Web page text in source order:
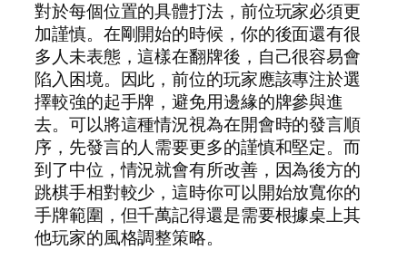
對於每個位置的具體打法，前位玩家必須更
加謹慎。在剛開始的時候，你的後面還有很
多人未表態，這樣在翻牌後，自己很容易會
陷入困境。因此，前位的玩家應該專注於選
擇較強的起手牌，避免用邊緣的牌參與進
去。可以將這種情況視為在開會時的發言順
序，先發言的人需要更多的謹慎和堅定。而
到了中位，情況就會有所改善，因為後方的
跳棋手相對較少，這時你可以開始放寬你的
手牌範圍，但千萬記得還是需要根據桌上其
他玩家的風格調整策略。